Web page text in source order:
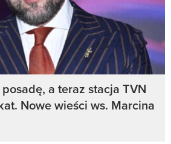
a teraz stacja TVN
Nowe wieści ws. Marcina